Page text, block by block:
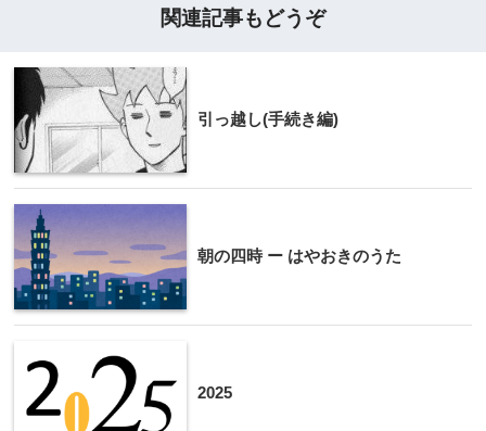
関連記事もどうぞ
引っ越し(手続き編)
朝の四時 ー はやおきのうた
2025